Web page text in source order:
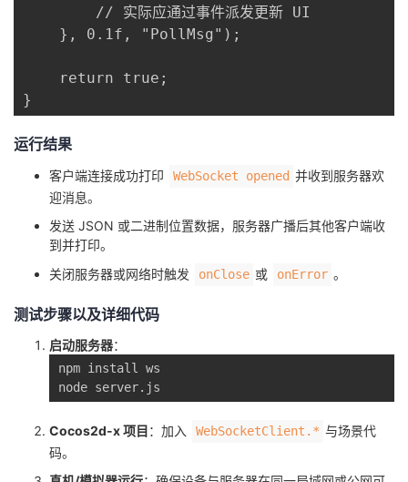
        // 实际应通过事件派发更新 UI
    }, 0.1f, "PollMsg");
    return true;
}
运行结果
客户端连接成功打印 WebSocket opened 并收到服务器欢
迎消息。
发送 JSON 或二进制位置数据，服务器广播后其他客户端收
到并打印。
关闭服务器或网络时触发
onClose 或 onError 。
测试步骤以及详细代码
启动服务器：
npm install ws
node server.js
Cocos2d-x 项目：加入 WebSocketClient.* 与场景代
码。